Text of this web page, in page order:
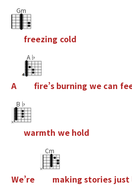
Gm
freezing cold
A
A♭
fre’s burning we can fe
B♭
warmth we hold
We’re
Cm
makingstories just